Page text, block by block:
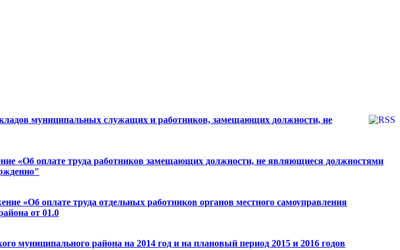
муниципальных служащих и работников, замещающих должности, не
«Об оплате труда работников замещающих должности, не являющиеся должностями
«Об оплате труда отдельных работников органов местного самоуправления
от 01.0
муниципального района на 2014 год и на плановый период 2015 и 2016 годов